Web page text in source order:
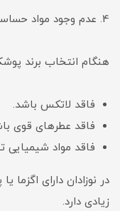
4. عدم وجود مواد حساسیت‌زا
هنگام انتخاب برند
فاقد لاتکس باشد.
فاقد عطرهای قوی
فاقد مواد شیمیایی
در نوزادان دارای
زیادی دارد.